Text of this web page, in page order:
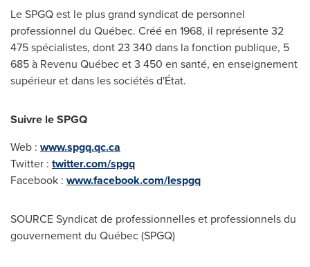
Le SPGQ est le plus grand syndicat de personnel
professionnel du Québec. Créé en 1968, il représente 32
475 spécialistes, dont 23 340 dans la fonction publique, 5
685 à Revenu Québec et 3 450 en santé, en enseignement
supérieur et dans les sociétés d'État.
Suivre le SPGQ
Web : www.spgq.qc.ca
Twitter : twitter.com/spgq
Facebook : www.facebook.com/lespgq
SOURCE Syndicat de professionnelles et professionnels du
gouvernement du Québec (SPGQ)